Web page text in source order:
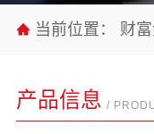
当前位置： 财
产品信息 /